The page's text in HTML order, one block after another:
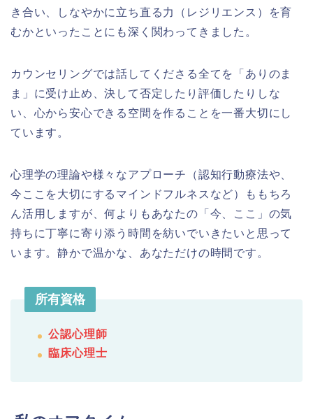
き合い、しなやかに立ち直る力（レジリエンス）を育
むかといったことにも深く関わってきました。
カウンセリングでは話してくださる全てを「ありのま
ま」に受け止め、決して否定したり評価したりしな
い、心から安心できる空間を作ることを一番大切にし
ています。
心理学の理論や様々なアプローチ（認知行動療法や、
今ここを大切にするマインドフルネスなど）ももちろ
ん活用しますが、何よりもあなたの「今、ここ」の気
持ちに丁寧に寄り添う時間を紡いでいきたいと思って
います。静かで温かな、あなただけの時間です。
所有資格
公認心理師
臨床心理士